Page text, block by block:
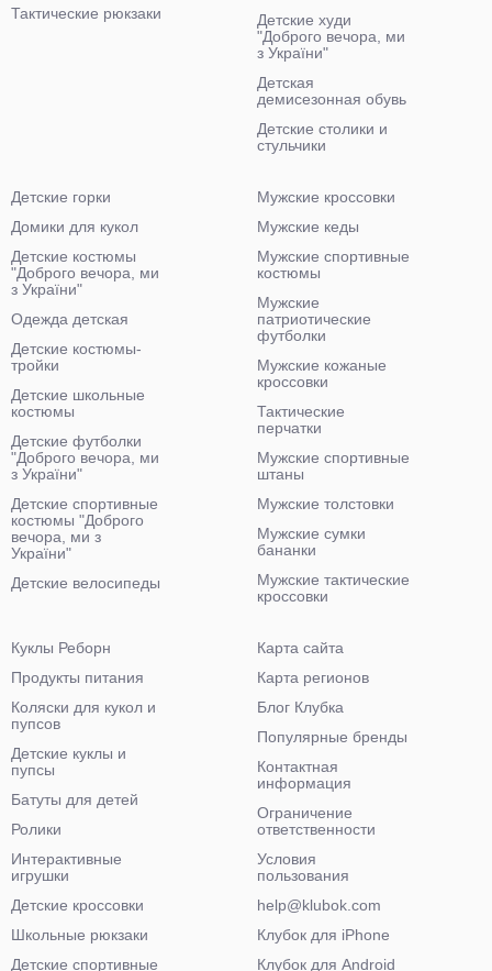
Тактические рюкзаки
Детские худи
"Доброго вечора, ми
з України"
Детская
демисезонная обувь
Детские столики и
стульчики
Детские горки
Домики для кукол
Детские костюмы
"Доброго вечора, ми
з України"
Одежда детская
Детские костюмы-
тройки
Детские школьные
костюмы
Детские футболки
"Доброго вечора, ми
з України"
Детские спортивные
костюмы "Доброго
вечора, ми з
України"
Детские велосипеды
Мужские кроссовки
Мужские кеды
Мужские спортивные
костюмы
Мужские
патриотические
футболки
Мужские кожаные
кроссовки
Тактические
перчатки
Мужские спортивные
штаны
Мужские толстовки
Мужские сумки
бананки
Мужские тактические
кроссовки
Куклы Реборн
Продукты питания
Коляски для кукол и
пупсов
Детские куклы и
пупсы
Батуты для детей
Ролики
Интерактивные
игрушки
Детские кроссовки
Школьные рюкзаки
Детские спортивные
Карта сайта
Карта регионов
Блог Клубка
Популярные бренды
Контактная
информация
Ограничение
ответственности
Условия
пользования
help@klubok.com
Клубок для iPhone
Клубок для Android